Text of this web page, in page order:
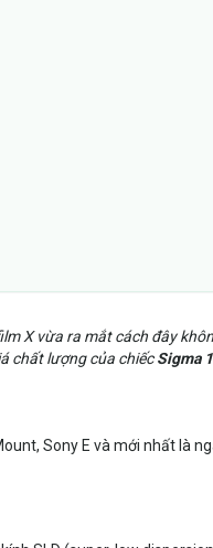
X vừa ra mắt cách đây
chất lượng của chiếcSigma
Sony E và mới nhất là